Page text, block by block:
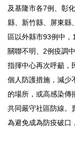
及基隆市各7例、彰
縣、新竹縣、屏東縣
區以外縣市93例中
關聯不明、2例疫調
指揮中心再次呼籲，
個人防護措施，減少
的場所，或高感染傳
共同嚴守社區防線。
為避免成為防疫破口